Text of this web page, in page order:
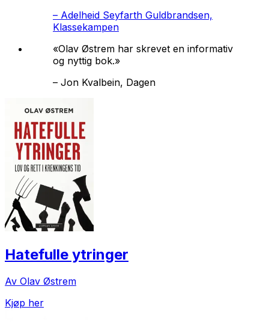
– Adelheid Seyfarth Guldbrandsen,
Klassekampen
«Olav Østrem har skrevet en informativ
og nyttig bok.»
– Jon Kvalbein, Dagen
Hatefulle ytringer
Av Olav Østrem
Kjøp her